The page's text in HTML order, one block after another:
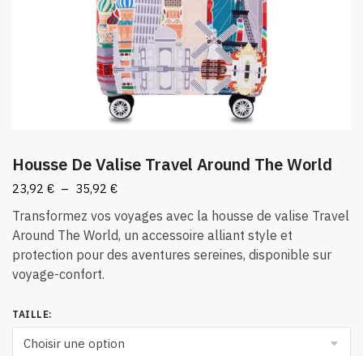
Housse De Valise Travel Around The World
23,92 € – 35,92 €Plage
prix :
23,92 €
à
Transformez vos voyages avec la housse de valise Travel
Around The World, un accessoire alliant style et
protection pour des aventures sereines, disponible sur
voyage-confort.
TAILLE: